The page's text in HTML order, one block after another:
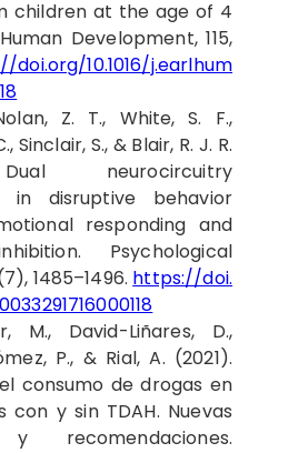
children at the age of 4
Development, 115,
doi.org/10.1016/j.earlhum
Z. T., White, S. F.,
Sinclair, S., & Blair, R. J. R.
neurocircuitry
in disruptive behavior
responding and
Psychological
1485–1496. https://doi.
M., David-Liñares, D.,
P., & Rial, A. (2021).
consumo de drogas en
con y sin TDAH. Nuevas
y recomendaciones.